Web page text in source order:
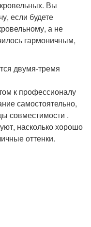
Вы
если будете
а не
гармоничным,
двумя-тремя
к профессионалу
самостоятельно,
совместимости .
насколько хорошо
оттенки.